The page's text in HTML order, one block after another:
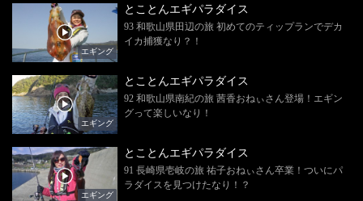
エギング
とことんエギパラダイス
93 和歌山県田辺の旅 初めてのティップランでデカ
イカ捕獲なり？！
エギング
とことんエギパラダイス
92 和歌山県南紀の旅 茜香おねぃさん登場！エギン
グって楽しいなり！
エギング
とことんエギパラダイス
91 長崎県壱岐の旅 祐子おねぃさん卒業！ついにパ
ラダイスを見つけたなり！？